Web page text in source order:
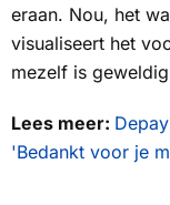
eraan. Nou, het
visualiseert het
mezelf is
Lees meer:
'Bedankt voor je